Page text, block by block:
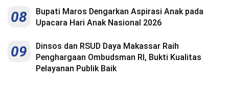
08
Bupati Maros Dengarkan Aspirasi Anak pada
Upacara Hari Anak Nasional 2026
09
Dinsos dan RSUD Daya Makassar Raih
Penghargaan Ombudsman RI, Bukti Kualitas
Pelayanan Publik Baik